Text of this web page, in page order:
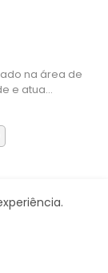
na área de
e atua…
Contactos